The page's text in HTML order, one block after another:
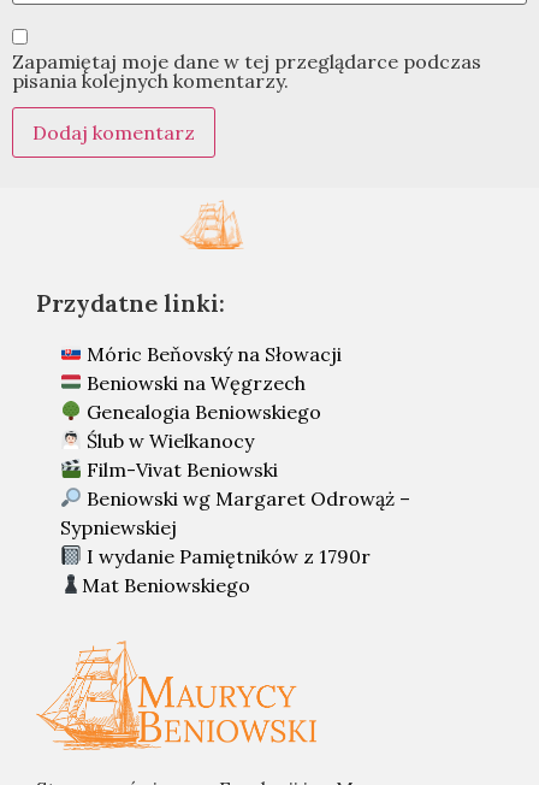
Zapamiętaj moje dane w tej przeglądarce podczas
pisania kolejnych komentarzy.
Przydatne linki:
Móric Beňovský na Słowacji
Beniowski na Węgrzech
Genealogia Beniowskiego
Ślub w Wielkanocy
Film-Vivat Beniowski
Beniowski wg Margaret Odrowąż –
Sypniewskiej
I wydanie Pamiętników z 1790r
Mat Beniowskiego